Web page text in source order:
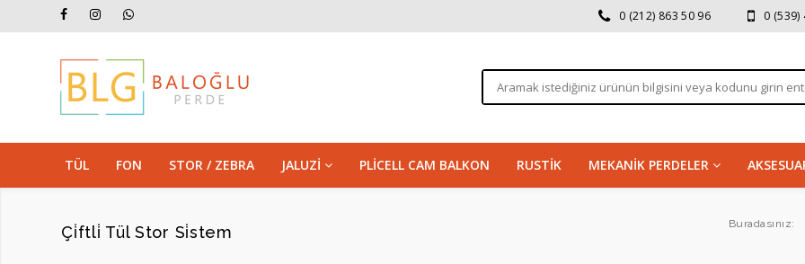
0 (212) 863 50 96 0 (539)
TÜL FON STOR / ZEBRA JALUZİ PLİCELL CAM BALKON RUSTİK MEKANİK PERDELER
Çi̇ftli̇ Tül Stor Si̇stem Buradasınız: